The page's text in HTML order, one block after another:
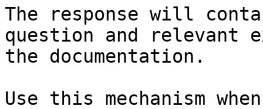
The response will
question and relevant
the documentation.
Use this mechanism